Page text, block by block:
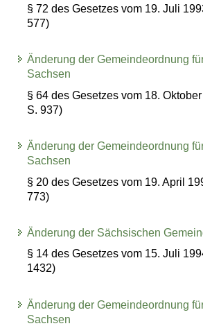
§ 72 des Gesetzes vom 19. Juli
577)
Änderung der Gemeindeordnung
Sachsen
§ 64 des Gesetzes vom 18.
S. 937)
Änderung der Gemeindeordnung
Sachsen
§ 20 des Gesetzes vom 19. April
773)
Änderung der Sächsischen
§ 14 des Gesetzes vom 15. Juli
1432)
Änderung der Gemeindeordnung
Sachsen